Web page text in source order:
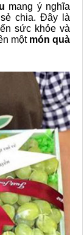
mang ý nghĩa
chia. Đây là
sức khỏe và
một món quà